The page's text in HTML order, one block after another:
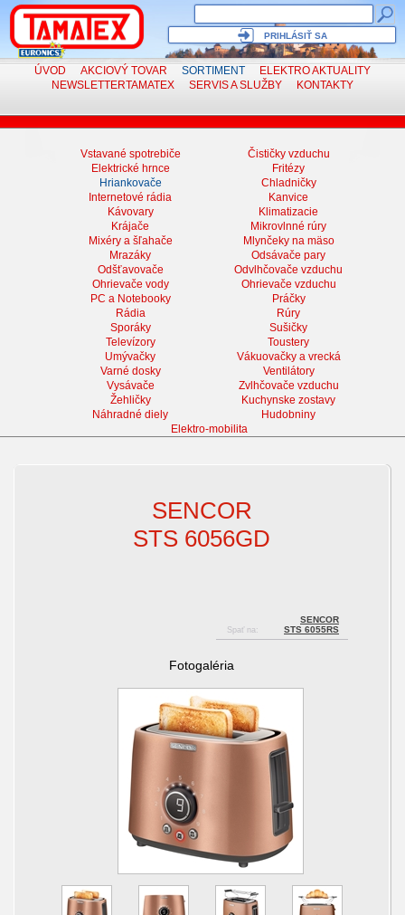
PRIHLÁSIŤ SA
ÚVOD AKCIOVÝ TOVAR SORTIMENT ELEKTROAKTUALITY
NEWSLETTERTAMATEX SERVISA SLUŽBY KONTAKTY
Vstavané spotrebiče
Čističky vzduchu
Elektrické hrnce
Fritézy
Hriankovače
Chladničky
Internetové rádia
Kanvice
Kávovary
Klimatizacie
Krájače
Mikrovlnné rúry
Mixéry a šľahače
Mlynčeky na mäso
Mrazáky
Odsávače pary
Odšťavovače
Odvlhčovače vzduchu
Ohrievače vody
Ohrievače vzduchu
PC a Notebooky
Práčky
Rádia
Rúry
Sporáky
Sušičky
Televízory
Toustery
Umývačky
Vákuovačky a vrecká
Varné dosky
Ventilátory
Vysávače
Zvlhčovače vzduchu
Žehličky
Kuchynske zostavy
Náhradné diely
Hudobniny
Elektro-mobilita
SENCOR
STS 6056GD
Spať na:
SENCOR
STS 6055RS
Fotogaléria